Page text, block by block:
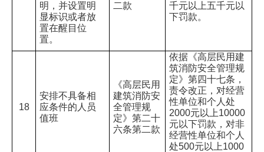
明，并设置明
显标识或者放
置在醒目位
置。
二款
千元以上五千元以
下罚款。
18
安排不具备相
应条件的人员
值班
《高层民用
建筑消防安
全管理规
定》第二十
六条第二款
依据《高层民用建
筑消防安全管理规
定》第四十七条，
责令改正，对经营
性单位和个人处
2000元以上10000
元以下罚款，对非
经营性单位和个人
处500元以上1000